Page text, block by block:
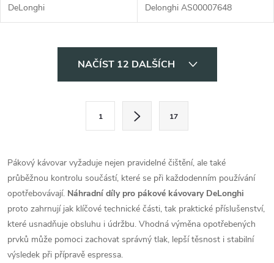
DeLonghi
Delonghi AS00007648
d
a
c
í
p
NAČÍST 12 DALŠÍCH
á
n
k
o
v
á
1 17
Pákový kávovar vyžaduje nejen pravidelné čištění, ale také
průběžnou kontrolu součástí, které se při každodenním používání
opotřebovávají. Náhradní díly pro pákové kávovary DeLonghi
proto zahrnují jak klíčové technické části, tak praktické příslušenství,
které usnadňuje obsluhu i údržbu. Vhodná výměna opotřebených
prvků může pomoci zachovat správný tlak, lepší těsnost i stabilní
výsledek při přípravě espressa.